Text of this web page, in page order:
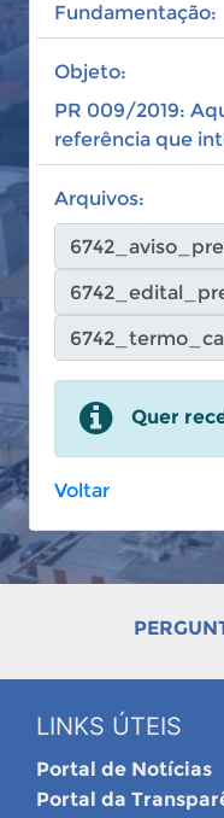
Fundamentação:
Objeto:
PR 009/2019:
referência que
Arquivos:
Quer
Voltar
LINKS ÚTEIS
Portal de Notícias
Portal da